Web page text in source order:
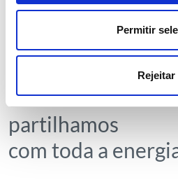
Permitir
Rejeitar
Receba todos os
tendências e
partilhamos
com toda a